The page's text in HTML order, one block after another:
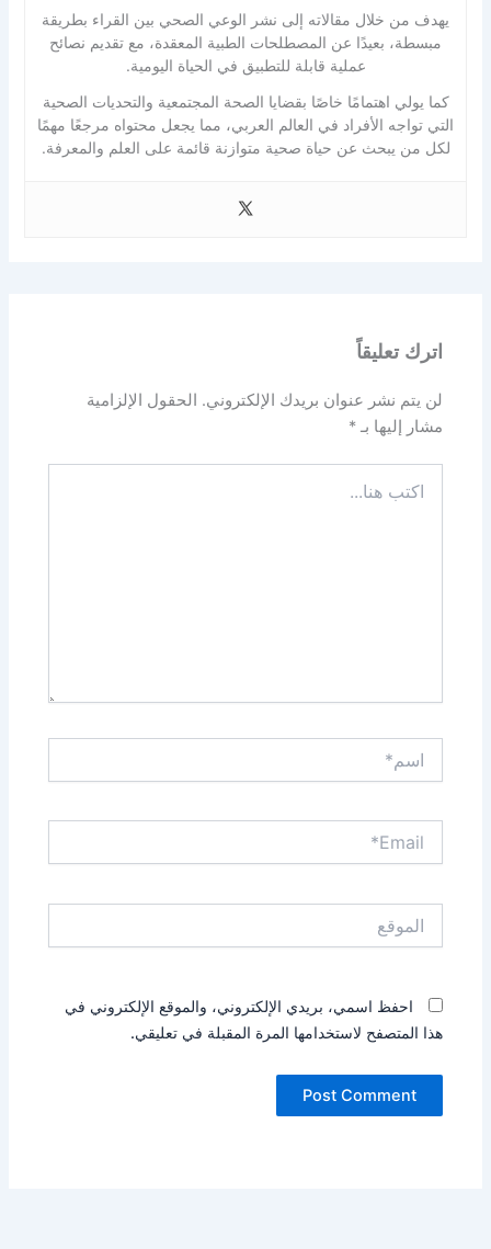
يهدف من خلال مقالاته إلى نشر الوعي الصحي بين القراء بطريقة
مبسطة، بعيدًا عن المصطلحات الطبية المعقدة، مع تقديم نصائح
عملية قابلة للتطبيق في الحياة اليومية.
كما يولي اهتمامًا خاصًا بقضايا الصحة المجتمعية والتحديات الصحية
التي تواجه الأفراد في العالم العربي، مما يجعل محتواه مرجعًا مهمًا
لكل من يبحث عن حياة صحية متوازنة قائمة على العلم والمعرفة.
اترك تعليقاً
لن يتم نشر عنوان بريدك الإلكتروني. الحقول الإلزامية
مشار إليها بـ*
هنا...
احفظ اسمي، بريدي الإلكتروني، والموقع الإلكتروني في
هذا المتصفح لاستخدامها المرة المقبلة في تعليقي.